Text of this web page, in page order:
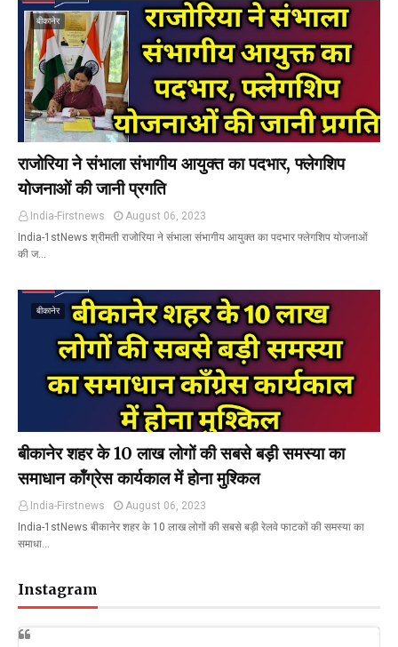
बीकानेर
राजोरिया ने संभाला संभागीय आयुक्त का पदभार, फ्लेगशिप
योजनाओं की जानी प्रगति
India-Firstnews
August 06, 2023
India-1stNews श्रीमती राजोरिया ने संभाला संभागीय आयुक्त का पदभार फ्लेगशिप योजनाओं
की ज…
बीकानेर
बीकानेर शहर के 10 लाख लोगों की सबसे बड़ी समस्या का
समाधान कॉंग्रेस कार्यकाल में होना मुश्किल
India-Firstnews
August 06, 2023
India-1stNews बीकानेर शहर के 10 लाख लोगों की सबसे बड़ी रेलवे फाटकों की समस्या का
समाधा…
Instagram